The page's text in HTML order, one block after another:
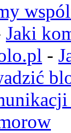
Jaki
-